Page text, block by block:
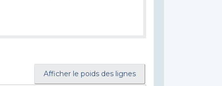
Afficher le poids des lignes